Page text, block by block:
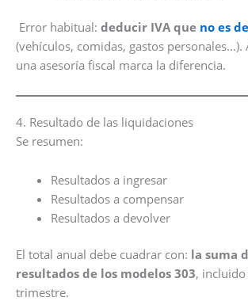
Error habitual: deducir IVA que no es
(vehículos, comidas, gastos personales…).
una asesoría fiscal marca la diferencia.
4. Resultado de las liquidaciones
Se resumen:
Resultados a ingresar
Resultados a compensar
Resultados a devolver
El total anual debe cuadrar con: la suma
resultados de los modelos 303,
trimestre.